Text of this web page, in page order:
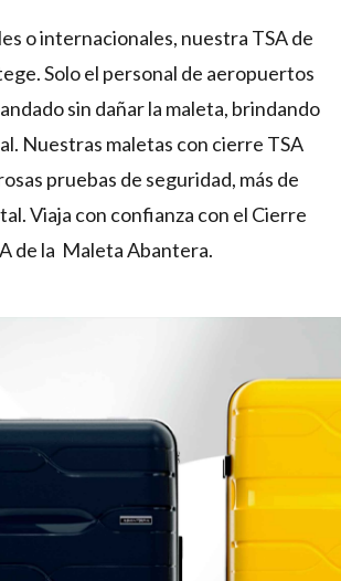
o internacionales, nuestra TSA de
Solo el personal de aeropuertos
sin dañar la maleta, brindando
Nuestras maletas con cierre TSA
pruebas de seguridad, más de
Viaja con confianza con el Cierre
de la Maleta Abantera.